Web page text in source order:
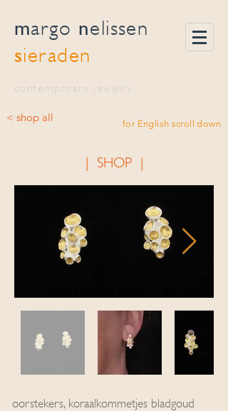
margo nelissen
sieraden
contemporary jewelry
< shop all for English scroll down
| SHOP |
oorstekers, koraalkommetjes bladgoud